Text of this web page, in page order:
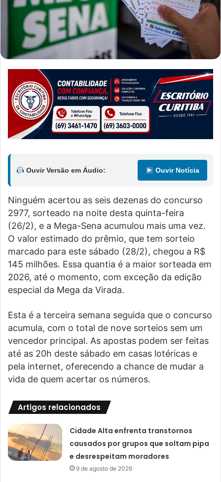
Ouvir Versão em Áudio: Ouvir Notícia
Ninguém acertou as seis dezenas do concurso
2977, sorteado na noite desta quinta-feira
(26/2), e a Mega-Sena acumulou mais uma vez.
O valor estimado do prêmio, que tem sorteio
marcado para este sábado (28/2), chegou a R$
145 milhões. Essa quantia é a maior sorteada em
2026, até o momento, com exceção da edição
especial da Mega da Virada.
Esta é a terceira semana seguida que o concurso
acumula, com o total de nove sorteios sem um
vencedor principal. As apostas podem ser feitas
até as 20h deste sábado em casas lotéricas e
pela internet, oferecendo a chance de mudar a
vida de quem acertar os números.
Artigos relacionados
Cidade Alta enfrenta transtornos
causados por grupos que soltam pipa
e desrespeitam moradores
9 de agosto de 2026